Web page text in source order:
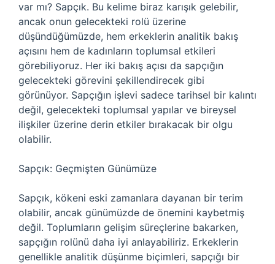
var mı? Sapçık. Bu kelime biraz karışık gelebilir,
ancak onun gelecekteki rolü üzerine
düşündüğümüzde, hem erkeklerin analitik bakış
açısını hem de kadınların toplumsal etkileri
görebiliyoruz. Her iki bakış açısı da sapçığın
gelecekteki görevini şekillendirecek gibi
görünüyor. Sapçığın işlevi sadece tarihsel bir kalıntı
değil, gelecekteki toplumsal yapılar ve bireysel
ilişkiler üzerine derin etkiler bırakacak bir olgu
olabilir.
Sapçık: Geçmişten Günümüze
Sapçık, kökeni eski zamanlara dayanan bir terim
olabilir, ancak günümüzde de önemini kaybetmiş
değil. Toplumların gelişim süreçlerine bakarken,
sapçığın rolünü daha iyi anlayabiliriz. Erkeklerin
genellikle analitik düşünme biçimleri, sapçığı bir